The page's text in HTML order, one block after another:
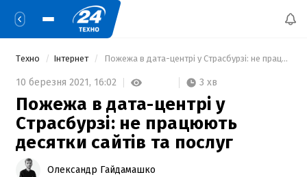
Техно Інтернет Пожежа в дата-центрі у Страсбурзі: не працюють десятки сайтів та послуг
10 березня 2021, 16:02 3 хв
Пожежа в дата-центрі у
Страсбурзі: не працюють
десятки сайтів та послуг
Олександр Гайдамашко